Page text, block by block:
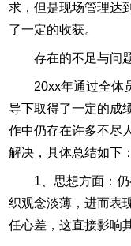
求，但是现场管理达
了一定的收获。
存在的不足与问
20xx年通过全体
导下取得了一定的成
作中仍存在许多不尽
解决，具体总结如下：
1、思想方面：
织观念淡薄，进而表
任心差，这直接影响